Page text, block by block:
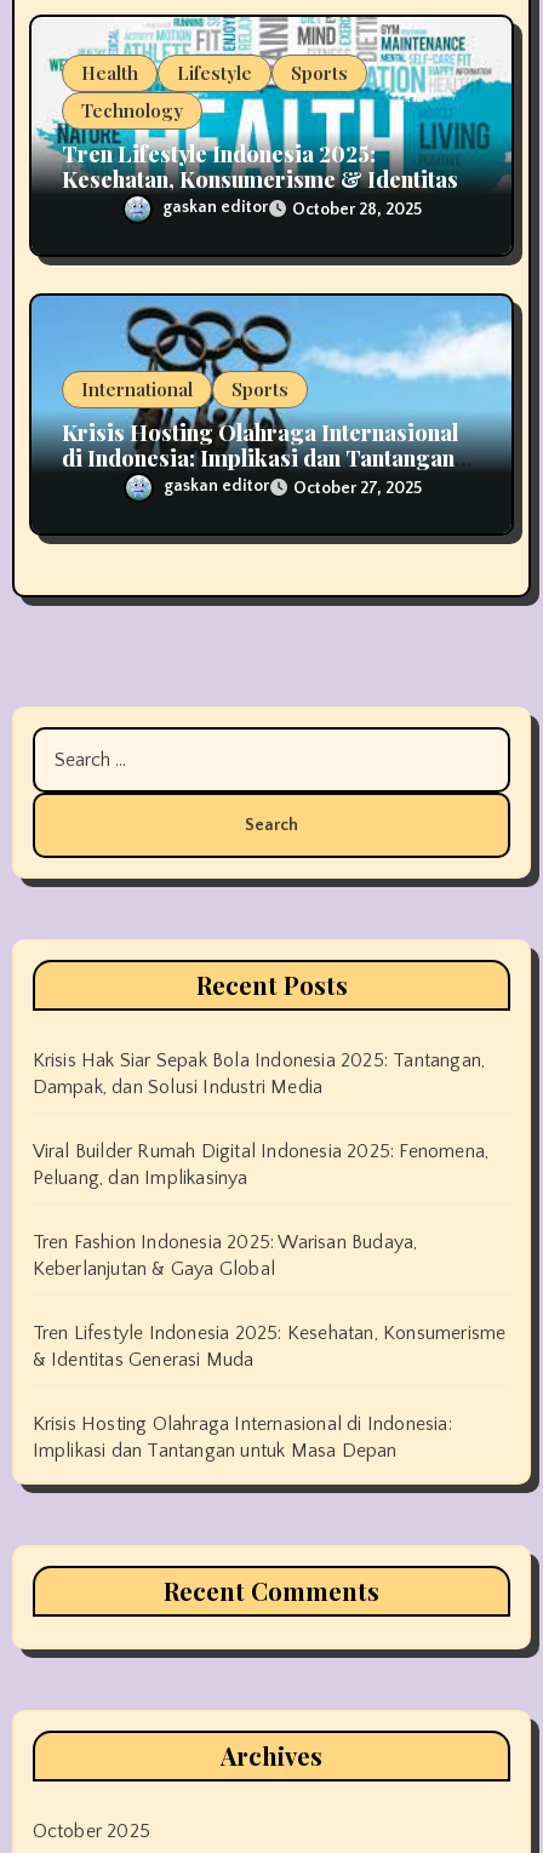
Health Lifestyle
Sports
Technology
Tren Lifestyle Indonesia 2025:
Kesehatan, Konsumerisme & Identitas
Generasi Mudagaskan editor October 28, 2025
International Sports
Krisis Hosting Olahraga Internasional
di Indonesia: Implikasi dan Tantangan
untuk Masa Depan
gaskan editor October 27, 2025
Search
for:
Recent Posts
Krisis Hak Siar Sepak Bola Indonesia 2025: Tantangan,
Dampak, dan Solusi Industri Media
Viral Builder Rumah Digital Indonesia 2025: Fenomena,
Peluang, dan Implikasinya
Tren Fashion Indonesia 2025: Warisan Budaya,
Keberlanjutan & Gaya Global
Tren Lifestyle Indonesia 2025: Kesehatan, Konsumerisme
& Identitas Generasi Muda
Krisis Hosting Olahraga Internasional di Indonesia:
Implikasi dan Tantangan untuk Masa Depan
Recent Comments
Archives
October 2025